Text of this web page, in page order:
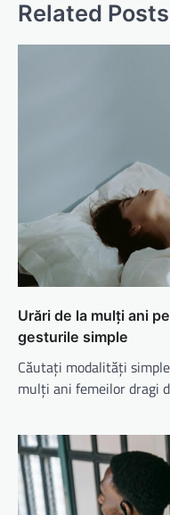
Related Posts
Urări de la mulți ani
gesturile simple
Căutați modalități
mulți ani femeilor dragi